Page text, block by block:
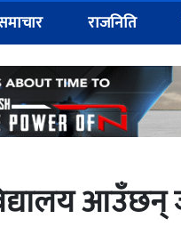
राजनिति